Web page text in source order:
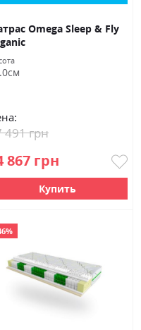
Omega Sleep & Fly
867 грн
491 грн
Купить